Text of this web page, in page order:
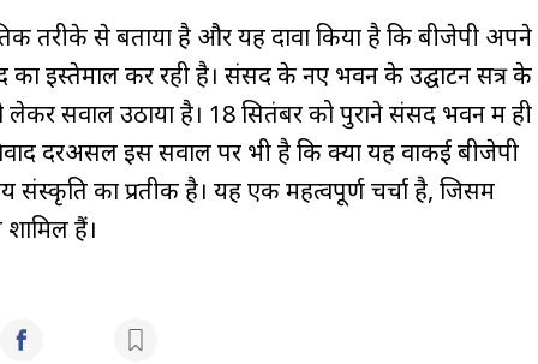
तरीके से बताया है और यह दावा किया है कि बीजेपी अपने
का इस्तेमाल कर रही है। संसद के नए भवन के उद्घाटन सत्र के
लेकर सवाल उठाया है। 18 सितंबर को पुराने संसद भवन में ही
दरअसल इस सवाल पर भी है कि क्या यह वाकई बीजेपी
संस्कृति का प्रतीक है। यह एक महत्वपूर्ण चर्चा है, जिसमें
हैं।